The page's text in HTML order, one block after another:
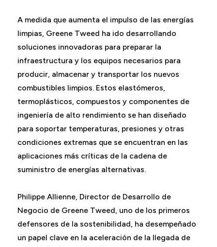
A medida que aumenta el impulso de las energías
limpias, Greene Tweed ha ido desarrollando
soluciones innovadoras para preparar la
infraestructura y los equipos necesarios para
producir, almacenar y transportar los nuevos
combustibles limpios. Estos elastómeros,
termoplásticos, compuestos y componentes de
ingeniería de alto rendimiento se han diseñado
para soportar temperaturas, presiones y otras
condiciones extremas que se encuentran en las
aplicaciones más críticas de la cadena de
suministro de energías alternativas.
Philippe Allienne, Director de Desarrollo de
Negocio de Greene Tweed, uno de los primeros
defensores de la sostenibilidad, ha desempeñado
un papel clave en la aceleración de la llegada de